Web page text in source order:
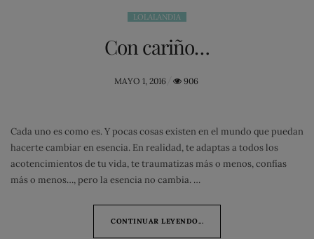
LOLALANDIA
Con cariño…
POSTED
MAYO 1, 2016 906
Cada uno es como es. Y pocas cosas existen en el mundo que puedan
hacerte cambiar en esencia. En realidad, te adaptas a todos los
acotencimientos de tu vida, te traumatizas más o menos, confías
más o menos…, pero la esencia no cambia. …
CONTINUAR LEYENDO...